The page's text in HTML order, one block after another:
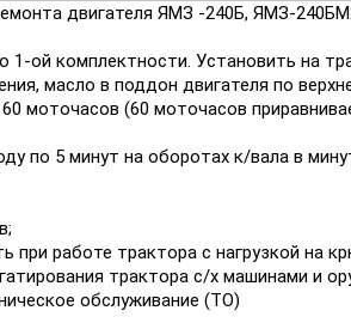
двигателя ЯМЗ -240Б, ЯМЗ-
1-ой комплектности. Установить на
масло в поддон двигателя по
моточасов (60 моточасов
по 5 минут на оборотах к/вала в
при работе трактора с нагрузкой на
трактора с/х машинами и
обслуживание (ТО)